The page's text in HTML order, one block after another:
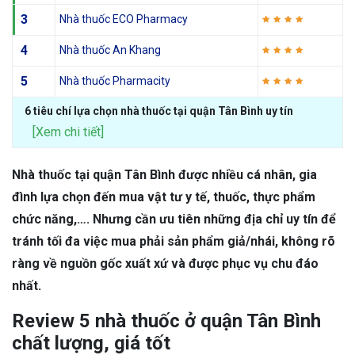
3 Nhà thuốc ECO Pharmacy
4 Nhà thuốc An Khang
5 Nhà thuốc Pharmacity
6 tiêu chí lựa chọn nhà thuốc tại quận Tân Bình uy tín
[Xem chi tiết]
Nhà thuốc tại quận Tân Bình được nhiều cá nhân, gia
đình lựa chọn đến mua vật tư y tế, thuốc, thực phẩm
chức năng,…. Nhưng cần ưu tiên những địa chỉ uy tín để
tránh tối đa việc mua phải sản phẩm giả/nhái, không rõ
ràng về nguồn gốc xuất xứ và được phục vụ chu đáo
nhất.
Review 5 nhà thuốc ở quận Tân Bình
chất lượng, giá tốt